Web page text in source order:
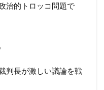
治的トロッコ問題で
判長が激しい議論を戦